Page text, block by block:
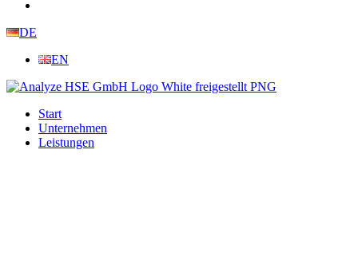
DE
EN
Start
Unternehmen
Leistungen